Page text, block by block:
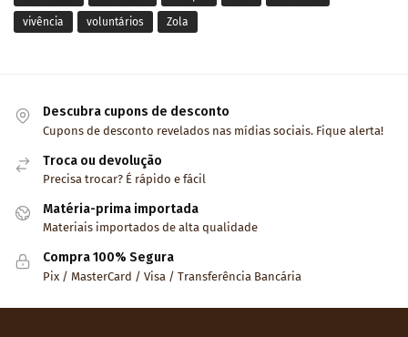
vivência voluntários Zola
Descubra cupons de desconto
Cupons de desconto revelados nas mídias sociais. Fique alerta!
Troca ou devolução
Precisa trocar? É rápido e fácil
Matéria-prima importada
Materiais importados de alta qualidade
Compra 100% Segura
Pix / MasterCard / Visa / Transferência Bancária